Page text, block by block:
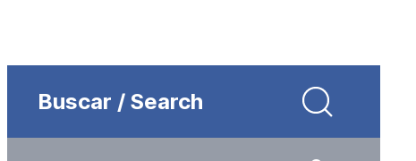
Buscar / Search